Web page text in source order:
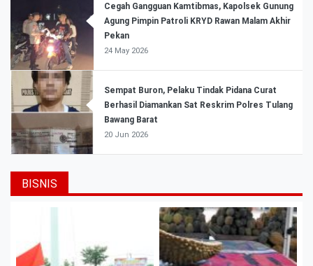
Cegah Gangguan Kamtibmas, Kapolsek Gunung
Agung Pimpin Patroli KRYD Rawan Malam Akhir
Pekan
24 May 2026
Sempat Buron, Pelaku Tindak Pidana Curat
Berhasil Diamankan Sat Reskrim Polres Tulang
Bawang Barat
20 Jun 2026
BISNIS